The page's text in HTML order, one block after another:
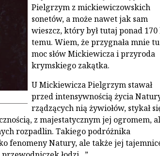
Pielgrzym z mickiewiczowskich
sonetów, a może nawet jak sam
wieszcz, który był tutaj ponad 170
temu. Wiem, że przygnała mnie tu
moc słów Mickiewicza i przyroda
krymskiego zakątka.
U Mickiewicza Pielgrzym stawał
przed intensywnością życia
rządzących nią żywiołów, stykał
z majestatycznym jej ogromem,
rozpadlin. Takiego podróżnika
fenomeny Natury, ale także jej